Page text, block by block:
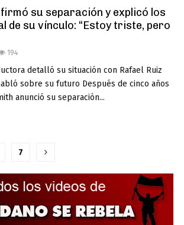
su separación y explicó los
de su vínculo: “Estoy triste, pero
194
detalló su situación con Rafael Ruiz
sobre su futuro Después de cinco años
anunció su separación...
7